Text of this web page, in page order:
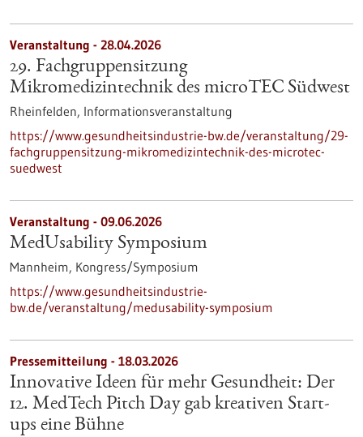
Veranstaltung - 28.04.2026
29. Fachgruppensitzung
Mikromedizintechnik des microTEC Südwest
Rheinfelden, Informationsveranstaltung
https://www.gesundheitsindustrie-bw.de/veranstaltung/29-
fachgruppensitzung-mikromedizintechnik-des-microtec-
suedwest
Veranstaltung - 09.06.2026
MedUsability Symposium
Mannheim, Kongress/Symposium
https://www.gesundheitsindustrie-
bw.de/veranstaltung/medusability-symposium
Pressemitteilung - 18.03.2026
Innovative Ideen für mehr Gesundheit: Der
12. MedTech Pitch Day gab kreativen Start-
ups eine Bühne